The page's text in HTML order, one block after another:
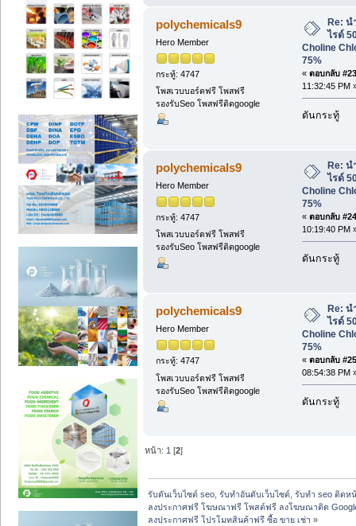
polychemicals9
Hero Member
กระทู้: 4747
โพสเวบบอร์ดฟรี โพสฟรี
รองรับSeo โพสฟรีติดgoogle
Re: น
ไรด์
Choline
75%
« ตอบกลับ
11:32:45 PM
ดันกระทู้
polychemicals9
Hero Member
กระทู้: 4747
โพสเวบบอร์ดฟรี โพสฟรี
รองรับSeo โพสฟรีติดgoogle
Re: น
ไรด์
Choline
75%
« ตอบกลับ
10:19:40 PM
ดันกระทู้
polychemicals9
Hero Member
กระทู้: 4747
โพสเวบบอร์ดฟรี โพสฟรี
รองรับSeo โพสฟรีติดgoogle
Re: น
ไรด์
Choline
75%
« ตอบกลับ
08:54:38 PM
ดันกระทู้
หน้า: 1 [2]
รับดันเว็บไซต์ seo, รับทำอันดับเว็บไซต์, รับทำ seo ติดห
ลงประกาศฟรี โฆษณาฟรี โพสต์ฟรี ลงโฆษณาติด
ลงประกาศฟรี โปรโมทสินค้าฟรี ซื้อ ขาย เช่า »